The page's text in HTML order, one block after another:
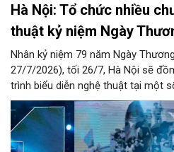
Hà Nội: Tổ chức nhiều
thuật kỷ niệm Ngày
Nhân kỷ niệm 79 năm Ngày
27/7/2026), tối 26/7, Hà Nội sẽ
trình biểu diễn nghệ thuật tại một
nhớ, tôn vinh các Anh hùng liệt sĩ,
người có công với cách mạng.